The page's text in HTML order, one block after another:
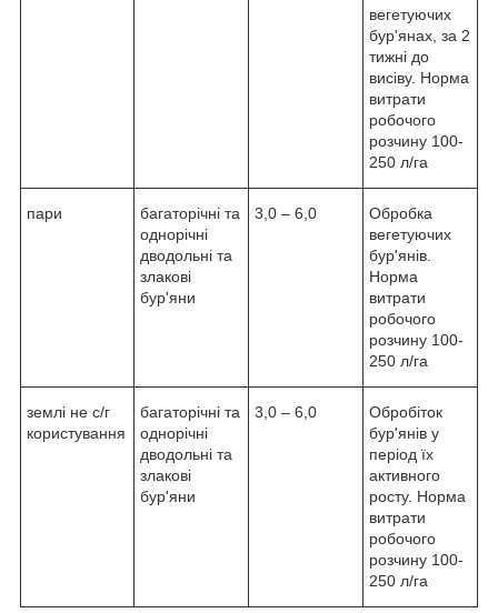
вегетуючих
бур'янах, за 2
тижні до
висіву. Норма
витрати
робочого
розчину 100-
250 л/га
пари
багаторічні та
однорічні
дводольні та
злакові
бур'яни
3,0 – 6,0
Обробка
вегетуючих
бур'янів.
Норма
витрати
робочого
розчину 100-
250 л/га
землі не с/г
користування
багаторічні та
однорічні
дводольні та
злакові
бур'яни
3,0 – 6,0
Обробіток
бур'янів у
період їх
активного
росту. Норма
витрати
робочого
розчину 100-
250 л/га